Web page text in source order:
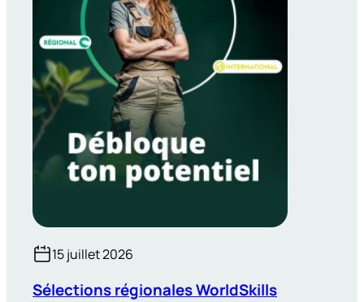
15 juillet 2026
Sélections régionales WorldSkills